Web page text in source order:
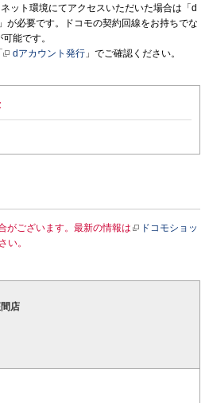
ット環境にてアクセスいただいた場合は「d
が必要です。ドコモの契約回線をお持ちでな
能です。
dアカウント発行 」でご確認ください。
がございます。最新の情報は
ドコモショッ
い。
店